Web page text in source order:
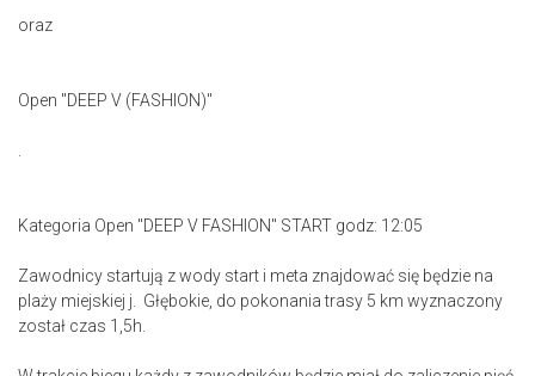
oraz
Open "DEEP V (FASHION)"
Kategoria Open "DEEP V FASHION" START godz: 12:05
Zawodnicy startują z wody start i meta znajdować się będzie na
plaży miejskiej j. Głębokie, do pokonania trasy 5 km wyznaczony
został czas 1,5h.